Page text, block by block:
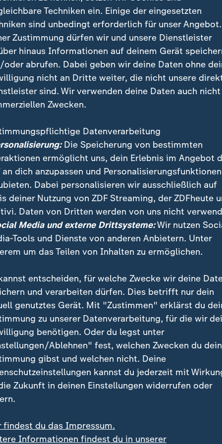
im September mit 2,95 Milliarden Euro wegen
bestraft.
Tage lang dauern, bis der neue Reiter mit dem
seine Server nicht alle auf einen Schlag
regulieren - aber wie?
Alphabet - und nun?
bei bestimmten Themen eine sogenannte
der aber auch weiterhin herkömmliche Links und
Diese KI-Übersicht wird auch künftig erscheinen.
längere Anfragen an die KI
ähnlich wie die KI-Suche von Perplexity
Unterschied: Die Grundmodelle dahinter - und
Suchindex von Google, erklärt Professor
Universität Paderborn, auf Anfrage von ZDFheute.
verwendet Google eine besondere Version seines
in der Lage ist, ohne zu lange Wartezeiten
können differenzierte Fragen
Suchvorgänge erfordert
Techniken ein. Einige der eingesetzten
sind unbedingt erforderlich für unser
Zustimmung dürfen wir und unsere Dienstleister
hinaus Informationen auf deinem Gerät
oder abrufen. Dabei geben wir deine Daten ohne
nicht an Dritte weiter, die nicht unsere
sind. Wir verwenden deine Daten auch nicht
Zwecken.
Datenverarbeitung
Die Speicherung von bestimmten
ermöglicht uns, dein Erlebnis im Angebot
an dich anzupassen und Personalisierungsfunktionen
Dabei personalisieren wir ausschließlich auf
deiner Nutzung von ZDF Streaming, der ZDFheute
Daten von Dritten werden von uns nicht
Media und externe Drittsysteme:Wir nutzen
Tools und Dienste von anderen Anbietern. Unter
um das Teilen von Inhalten zu ermöglichen.
entscheiden, für welche Zwecke wir deine
und verarbeiten dürfen. Dies betrifft nur dein
genutztes Gerät. Mit "Zustimmen" erklärst du
zu unserer Datenverarbeitung, für die wir
benötigen. Oder du legst unter
Ablehnen" fest, welchen Zwecken du
gibst und welchen nicht. Deine
kannst du jederzeit mit
Zukunft in deinen Einstellungen widerrufen oder
findest du das Impressum.
Informationen findest du in unserer